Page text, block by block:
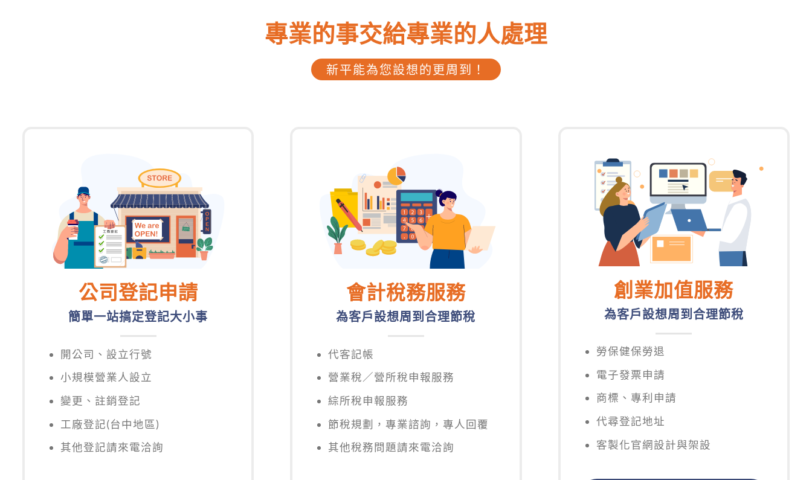
專業的事交給專業的人處理
新平能為您設想的更周到！
公司登記申請
簡單一站搞定登記大小事
開公司、設立行號
小規模營業人設立
變更、註銷登記
工廠登記(台中地區)
其他登記請來電洽詢
會計稅務服務
為客戶設想周到合理節稅
代客記帳
營業稅／營所稅申報服務
綜所稅申報服務
節稅規劃，專業諮詢，專人回覆
其他稅務問題請來電洽詢
創業加值服務
為客戶設想周到合理節稅
勞保健保勞退
電子發票申請
商標、專利申請
代尋登記地址
客製化官網設計與架設